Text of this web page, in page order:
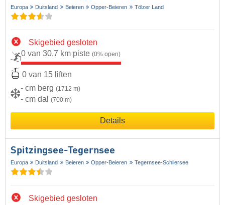
Europa Duitsland Beieren Opper-Beieren Tölzer Land
Skigebied gesloten
0 van 30,7 km piste (0% open)
0 van 15 liften
- cm berg (1712 m)
- cm dal (700 m)
Details
Spitzingsee-Tegernsee
Europa Duitsland Beieren Opper-Beieren Tegernsee-Schliersee
Skigebied gesloten